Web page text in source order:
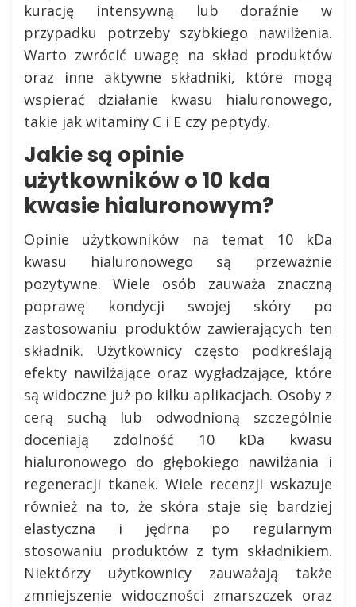
kurację intensywną lub doraźnie w
przypadku potrzeby szybkiego nawilżenia.
Warto zwrócić uwagę na skład produktów
oraz inne aktywne składniki, które mogą
wspierać działanie kwasu hialuronowego,
takie jak witaminy C i E czy peptydy.
Jakie są opinie
użytkowników o 10 kda
kwasie hialuronowym?
Opinie użytkowników na temat 10 kDa
kwasu hialuronowego są przeważnie
pozytywne. Wiele osób zauważa znaczną
poprawę kondycji swojej skóry po
zastosowaniu produktów zawierających ten
składnik. Użytkownicy często podkreślają
efekty nawilżające oraz wygładzające, które
są widoczne już po kilku aplikacjach. Osoby z
cerą suchą lub odwodnioną szczególnie
doceniają zdolność 10 kDa kwasu
hialuronowego do głębokiego nawilżania i
regeneracji tkanek. Wiele recenzji wskazuje
również na to, że skóra staje się bardziej
elastyczna i jędrna po regularnym
stosowaniu produktów z tym składnikiem.
Niektórzy użytkownicy zauważają także
zmniejszenie widoczności zmarszczek oraz